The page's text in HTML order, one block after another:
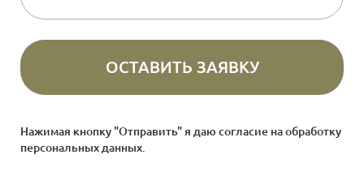
Нажимая кнопку "Отправить" я даю согласие наобработку
персональных данных